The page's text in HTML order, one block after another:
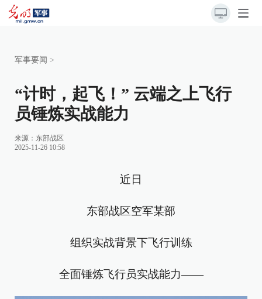
军事要闻 >
“计时，起飞！” 云端之上飞行
员锤炼实战能力
来源： 东部战区
2025-11-26 10:58
近日
东部战区空军某部
组织实战背景下飞行训练
全面锤炼飞行员实战能力——